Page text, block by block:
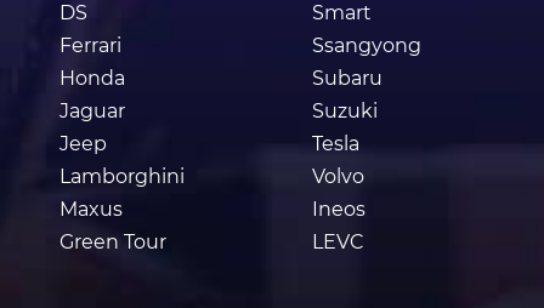
DS
Ferrari
Honda
Jaguar
Jeep
Lamborghini
Maxus
Green Tour
Smart
Ssangyong
Subaru
Suzuki
Tesla
Volvo
Ineos
LEVC